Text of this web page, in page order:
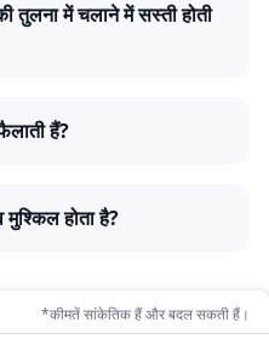
तुलना में चलाने में सस्ती होती
हैं?
होता है?
*कीमतें सांकेतिक हैं और बदल सकती हैं।